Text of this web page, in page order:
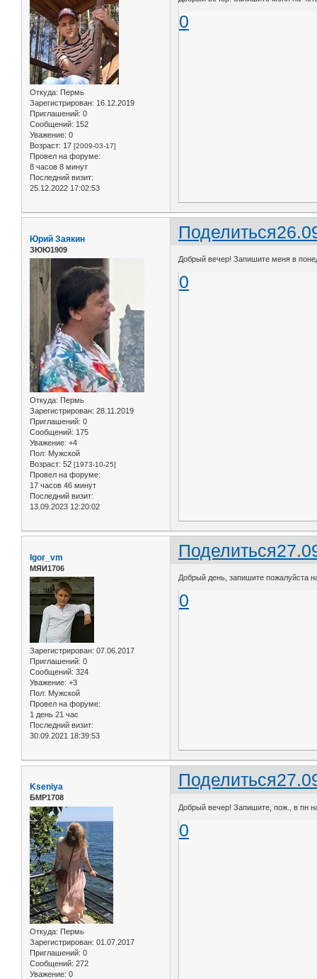
Откуда: Пермь
Зарегистрирован: 16.12.2019
Приглашений: 0
Сообщений: 152
Уважение: 0
Возраст: 17 [2009-03-17]
Провел на форуме:
8 часов 8 минут
Последний визит:
25.12.2022 17:02:53
0
Поделиться
Юрий Заякин
ЗЮЮ1909
Откуда: Пермь
Зарегистрирован: 28.11.2019
Приглашений: 0
Сообщений: 175
Уважение: +4
Пол: Мужской
Возраст: 52 [1973-10-25]
Провел на форуме:
17 часов 46 минут
Последний визит:
13.09.2023 12:20:02
Добрый вечер! Запишите меня в
0
Поделиться
Igor_vm
МЯИ1706
Зарегистрирован: 07.06.2017
Приглашений: 0
Сообщений: 324
Уважение: +3
Пол: Мужской
Провел на форуме:
1 день 21 час
Последний визит:
30.09.2021 18:39:53
Добрый день, запишите пожалуйста
0
Поделиться
Kseniya
БМР1708
Откуда: Пермь
Зарегистрирован: 01.07.2017
Приглашений: 0
Сообщений: 272
Уважение: 0
Добрый вечер! Запишите, пож., в пн
0